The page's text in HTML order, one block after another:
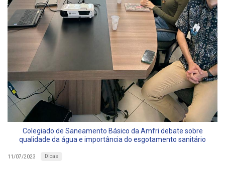
Colegiado de Saneamento Básico da Amfri debate sobre
qualidade da água e importância do esgotamento sanitário
11/07/2023 Dicas